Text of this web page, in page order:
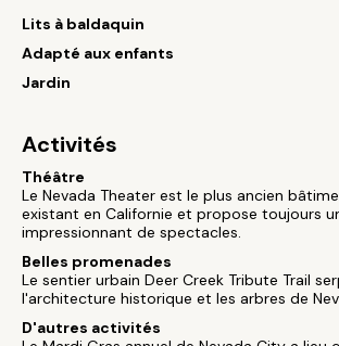
Lits à baldaquin
Adapté aux enfants
Jardin
Activités
Théâtre
Le Nevada Theater est le plus ancien
existant en Californie et propose toujours
impressionnant de spectacles.
Belles promenades
Le sentier urbain Deer Creek Tribute Trail
l'architecture historique et les arbres de
D'autres activités